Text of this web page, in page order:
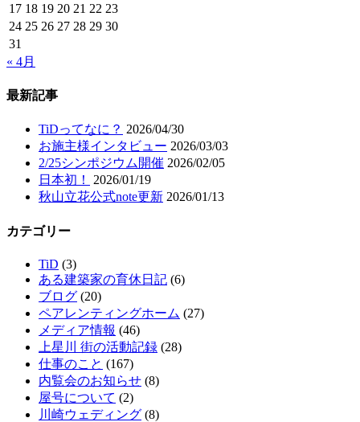
17 18 19 20 21 22 23
24 25 26 27 28 29 30
31
« 4月
最新記事
TiDってなに？ 2026/04/30
お施主様インタビュー 2026/03/03
2/25シンポジウム開催 2026/02/05
日本初！
2026/01/19
秋山立花公式note更新 2026/01/13
カテゴリー
TiD (3)
ある建築家の育休日記 (6)
ブログ (20)
ペアレンティングホーム (27)
メディア情報 (46)
上星川 街の活動記録 (28)
仕事のこと (167)
内覧会のお知らせ (8)
屋号について (2)
川崎ウェディング (8)